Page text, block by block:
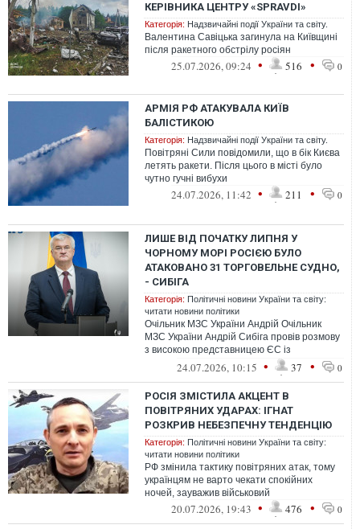
КЕРІВНИКА ЦЕНТРУ «SPRAVDI»
Категорія: Надзвичайні події України та світу.
Валентина Савіцька загинула на Київщині
після ракетного обстрілу росіян
25.07.2026, 09:24 • 516 • 0
АРМІЯ РФ АТАКУВАЛА КИЇВ
БАЛІСТИКОЮ
Категорія: Надзвичайні події України та світу.
Повітряні Сили повідомили, що в бік Києва
летять ракети. Після цього в місті було
чутно гучні вибухи
24.07.2026, 11:42 • 211 • 0
ЛИШЕ ВІД ПОЧАТКУ ЛИПНЯ У
ЧОРНОМУ МОРІ РОСІЄЮ БУЛО
АТАКОВАНО 31 ТОРГОВЕЛЬНЕ СУДНО,
- СИБІГА
Категорія: Політичні новини України та світу:
читати новини політики
Очільник МЗС України Андрій Очільник
МЗС України Андрій Сибіга провів розмову
з високою представницею ЄС із
закордонних справ безпекової політики
24.07.2026, 10:15 • 37 • 0
РОСІЯ ЗМІСТИЛА АКЦЕНТ В
ПОВІТРЯНИХ УДАРАХ: ІГНАТ
РОЗКРИВ НЕБЕЗПЕЧНУ ТЕНДЕНЦІЮ
Категорія: Політичні новини України та світу:
читати новини політики
РФ змінила тактику повітряних атак, тому
українцям не варто чекати спокійних
ночей, зауважив військовий
20.07.2026, 19:43 • 476 • 0